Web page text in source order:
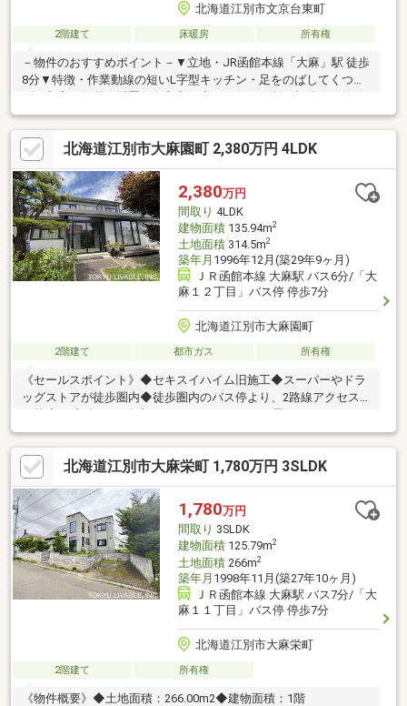
北海道江別市文京台東町
2階建て 床暖房 所有権
－物件のおすすめポイント－▼立地・JR函館本線「大麻」駅 徒歩
8分▼特徴・作業動線の短いL字型キッチン・足をのばしてくつろ
道路は北側・西側共に幅員約8m、比較的スムーズに駐車が可能・
ビルトインガレージ付(車種による)▼設備・床暖房(リビング)▼周
辺環境・はんのき公園 徒歩1分(約80m)・セイコーマート文京台店
徒歩6分(約460m)※地下1階建物面積に車庫面積17.55平米を含む■
ご希望の住まい探しをお手伝いします ━━━━━・・・物件の詳
細・ご相談はお気軽にお問い合わせください。
北海道江別市大麻園町 2,380万円 4LDK
2,380万円
間取り 4LDK
建物面積135.94m2
土地面積314.5m2
築年月 1996年12月(築29年9ヶ月)
ＪＲ函館本線 大麻駅 バス6分/「大
麻１２丁目」バス停 停歩7分
北海道江別市大麻園町
2階建て 都市ガス 所有権
《セールスポイント》◆セキスイハイム旧施工◆スーパーやドラ
ッグストアが徒歩圏内◆徒歩圏内のバス停より、2路線アクセス
す！◆土地面積：314.50m2（約95.13坪）◆建物面積：
135.94m2（約41.12坪）《ライフインフォメーション》◆フードD
365LISTA店 徒歩6分（約480m）◆トライアル江別大麻店 徒歩
6分（約470m）◆ツルハドラッグ大麻北町店 徒歩7分（約
540m）◆そのまち公園 徒歩1分（約20m）◆大麻東小学校 徒
歩8分（約570m）◆大麻東中学校 徒歩14分（約1020m）
北海道江別市大麻栄町 1,780万円 3SLDK
1,780万円
間取り 3SLDK
建物面積125.79m2
土地面積266m2
築年月 1998年11月(築27年10ヶ月)
ＪＲ函館本線 大麻駅 バス7分/「大
麻１１丁目」バス停 停歩7分
北海道江別市大麻栄町
2階建て 所有権
《物件概要》◆土地面積：266.00m2◆建物面積：1階